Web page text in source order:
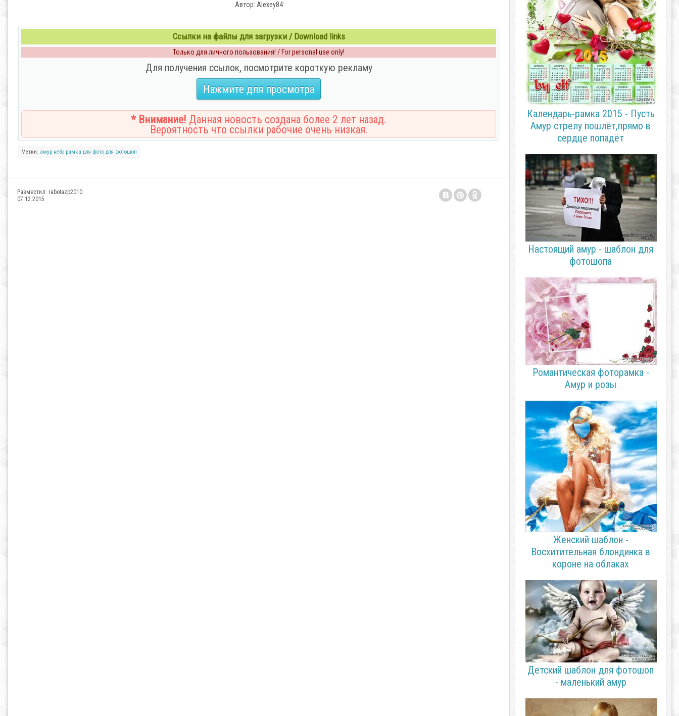
Автор: Alexey84
Ссылки на файлы для загрузки / Download links
Только для личного пользования! / For personal use only!
Для получения ссылок, посмотрите короткую рекламу
Нажмите для просмотра
* Внимание! Данная новость создана более 2 лет назад.
Вероятность что ссылки рабочие очень низкая.
Метки: амур небо рамка для фото для фотошоп
Разместил: rabotazp2010
07.12.2015
Календарь-рамка 2015 - Пусть
Амур стрелу пошлёт,прямо в
сердце попадёт
Настоящий амур - шаблон для
фотошопа
Романтическая фоторамка -
Амур и розы
Женский шаблон -
Восхитительная блондинка в
короне на облаках
Детский шаблон для фотошоп
- маленький амур